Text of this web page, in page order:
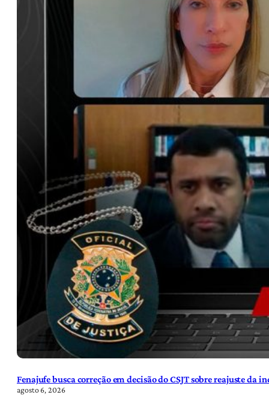
Fenajufe busca correção em decisão do CSJT sobre reajuste da
agosto 6, 2026